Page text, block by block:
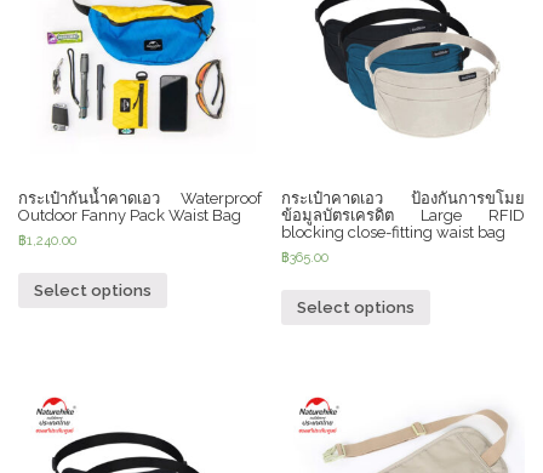
กระเป๋ากันน้ำคาดเอว Waterproof
Outdoor Fanny Pack Waist Bag
฿1,240.00
Select options
กระเป๋าคาดเอว ป้องกันการขโมย
ข้อมูลบัตรเครดิต Large RFID
blocking close-fitting waist bag
฿365.00
Select options